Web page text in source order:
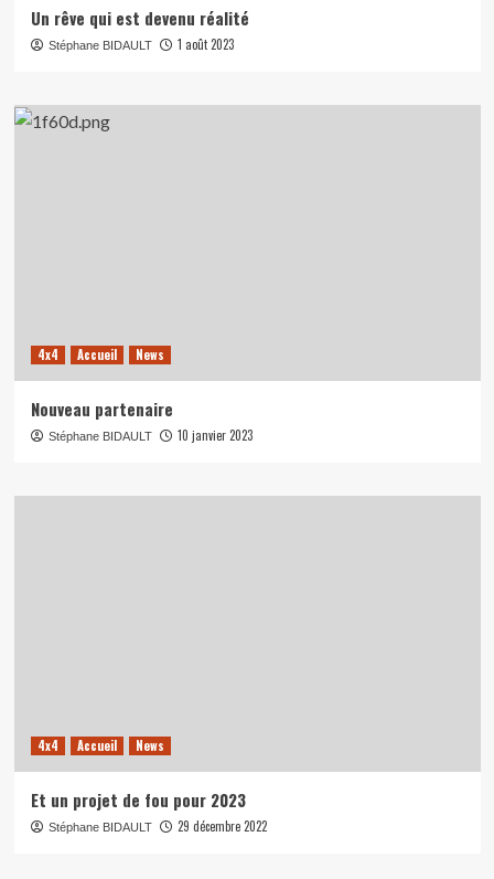
Un rêve qui est devenu réalité
Stéphane BIDAULT 1 août 2023
4x4 Accueil News
Nouveau partenaire
Stéphane BIDAULT 10 janvier 2023
4x4 Accueil News
Et un projet de fou pour 2023
Stéphane BIDAULT 29 décembre 2022